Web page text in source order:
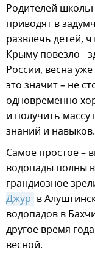
Родителей
приводят в
развлечь детей,
Крыму повезло -
России, весна
это значит – не
одновременно
и получить
знаний и навыков.
Самое простое –
водопады полны
грандиозное
Джур в
водопадов в
другое время
весной.